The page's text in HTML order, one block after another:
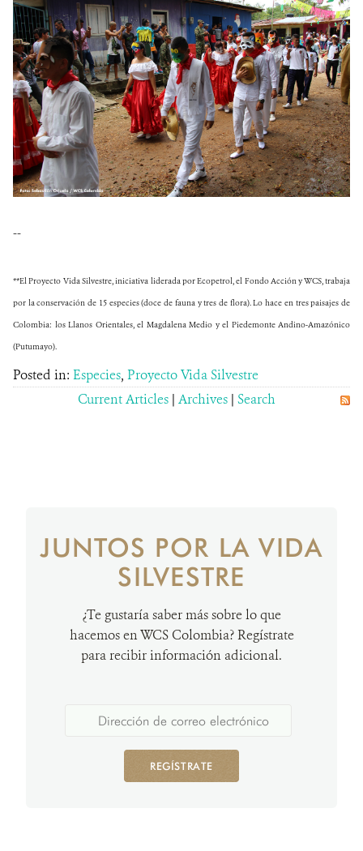
--
**El Proyecto Vida Silvestre, iniciativa liderada por Ecopetrol, el Fondo Acción y WCS, trabaja
por la conservación de 15 especies (doce de fauna y tres de flora). Lo hace en tres paisajes de
Colombia: los Llanos Orientales, el Magdalena Medio y el Piedemonte Andino-Amazónico
(Putumayo).
Posted in: Especies, Proyecto Vida Silvestre
Current Articles | Archives | Search
JUNTOS POR LA VIDA
SILVESTRE
¿Te gustaría saber más sobre lo que
hacemos en WCS Colombia? Regístrate
para recibir información adicional.
REGÍSTRATE